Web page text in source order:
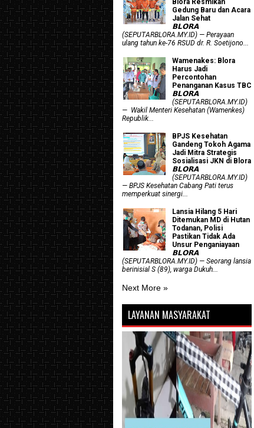
Blora Resmikan
Gedung Baru dan Acara
Jalan Sehat
𝗕𝗟𝗢𝗥𝗔
(SEPUTARBLORA.MY.ID) — Perayaan
ulang tahun ke-76 RSUD dr. R. Soetijono...
Wamenakes: Blora
Harus Jadi
Percontohan
Penanganan Kasus TBC
𝗕𝗟𝗢𝗥𝗔
(SEPUTARBLORA.MY.ID)
— Wakil Menteri Kesehatan (Wamenkes)
Republik...
BPJS Kesehatan
Gandeng Tokoh Agama
Jadi Mitra Strategis
Sosialisasi JKN di Blora
𝗕𝗟𝗢𝗥𝗔
(SEPUTARBLORA.MY.ID)
— BPJS Kesehatan Cabang Pati terus
memperkuat sinergi...
Lansia Hilang 5 Hari
Ditemukan MD di Hutan
Todanan, Polisi
Pastikan Tidak Ada
Unsur Penganiayaan
𝗕𝗟𝗢𝗥𝗔
(SEPUTARBLORA.MY.ID) — Seorang lansia
berinisial S (89), warga Dukuh...
Next More »
LAYANAN MASYARAKAT